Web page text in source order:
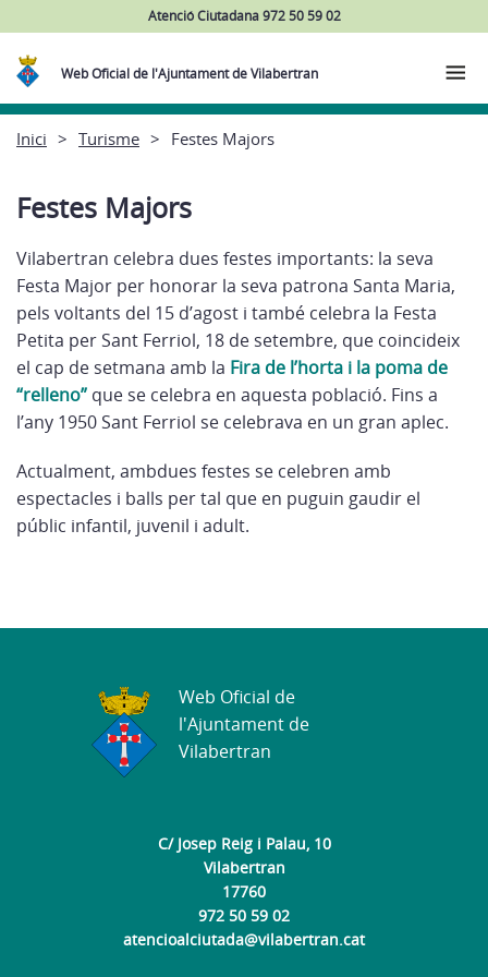
Atenció Ciutadana 972 50 59 02
Web Oficial de l'Ajuntament de Vilabertran
Inici Turisme Festes Majors
Festes Majors
Vilabertran celebra dues festes importants: la seva
Festa Major per honorar la seva patrona Santa Maria,
pels voltants del 15 d’agost i també celebra la Festa
Petita per Sant Ferriol, 18 de setembre, que coincideix
el cap de setmana amb la Fira de l’horta i la poma de
“relleno” que se celebra en aquesta població. Fins a
l’any 1950 Sant Ferriol se celebrava en un gran aplec.
Actualment, ambdues festes se celebren amb
espectacles i balls per tal que en puguin gaudir el
públic infantil, juvenil i adult.
C/ Josep Reig i Palau, 10
Vilabertran
17760
972 50 59 02
atencioalciutada@vilabertran.cat
Web Oficial de
l'Ajuntament de
Vilabertran